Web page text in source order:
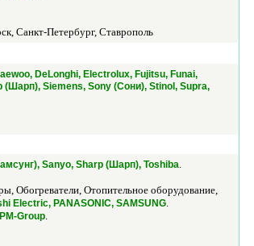
Санкт-Петербург, Ставрополь
DeLonghi, Electrolux, Fujitsu, Funai,
(Шарп), Siemens, Sony (Сони), Stinol, Supra,
Sanyo, Sharp (Шарп), Toshiba.
Обогреватели, Отопительное оборудование,
Electric, PANASONIC, SAMSUNG.
Group.